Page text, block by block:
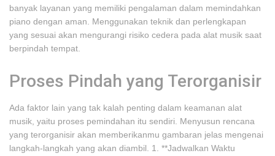
banyak layanan yang memiliki pengalaman dalam memindahkan
piano dengan aman. Menggunakan teknik dan perlengkapan
yang sesuai akan mengurangi risiko cedera pada alat musik saat
berpindah tempat.
Proses Pindah yang Terorganisir
Ada faktor lain yang tak kalah penting dalam keamanan alat
musik, yaitu proses pemindahan itu sendiri. Menyusun rencana
yang terorganisir akan memberikanmu gambaran jelas mengenai
langkah-langkah yang akan diambil. 1. **Jadwalkan Waktu